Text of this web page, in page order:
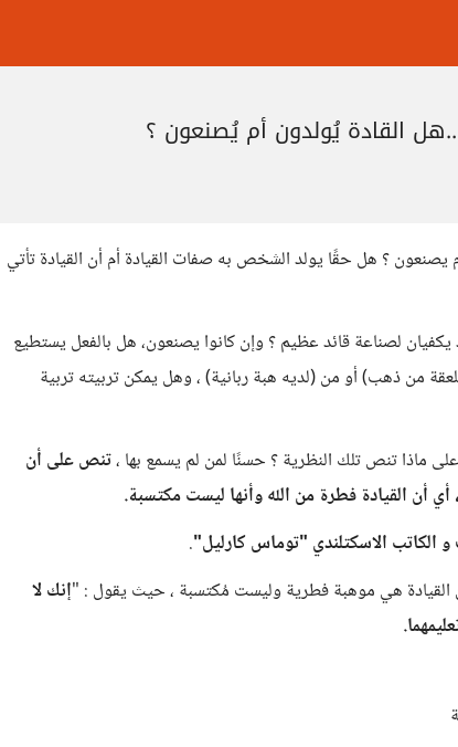
..هل القادة يُولدون أم يُصنعون ؟
يصنعون ؟ هل حقًا يولد الشخص به صفات القيادة أم أن القيادة تأتي
لصناعة قائد عظيم ؟ وإن كانوا يصنعون، هل بالفعل يستطيع
من ذهب) أو من (لديه هبة ربانية) ، وهل يمكن تربيته تربية
ماذا تنص تلك النظرية ؟ حسنًا لمن لم يسمع بها ،تنص على أن
أن القيادة فطرة من الله وأنها ليست مكتسبة.
الكاتب الاسكتلندي "توماس كارليل".
القيادة هي موهبة فطرية وليست مُكتسبة ، حيث يقول : "إنك لا